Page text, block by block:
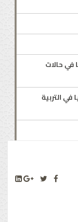
في حالات
في التربية